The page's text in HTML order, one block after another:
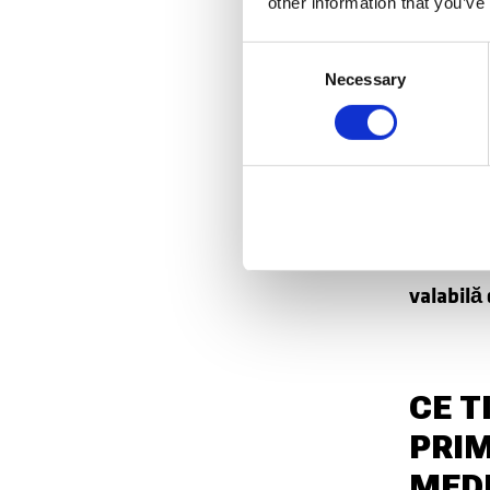
Necessary
De
valabilă
CE